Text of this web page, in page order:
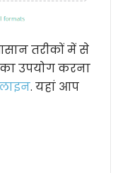
तरीकों में से
उपयोग करना
. यहां आप